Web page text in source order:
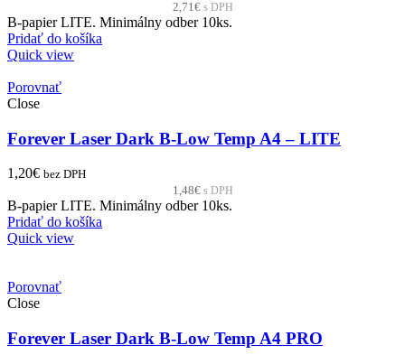
2,71 € s DPH
B-papier LITE. Minimálny odber 10ks.
Pridať do košíka
Quick view
Porovnať
Close
Forever Laser Dark B-Low Temp A4 – LITE
1,20€ bez DPH
1,48€ s DPH
B-papier LITE. Minimálny odber 10ks.
Pridať do košíka
Quick view
Porovnať
Close
Forever Laser Dark B-Low Temp A4 PRO